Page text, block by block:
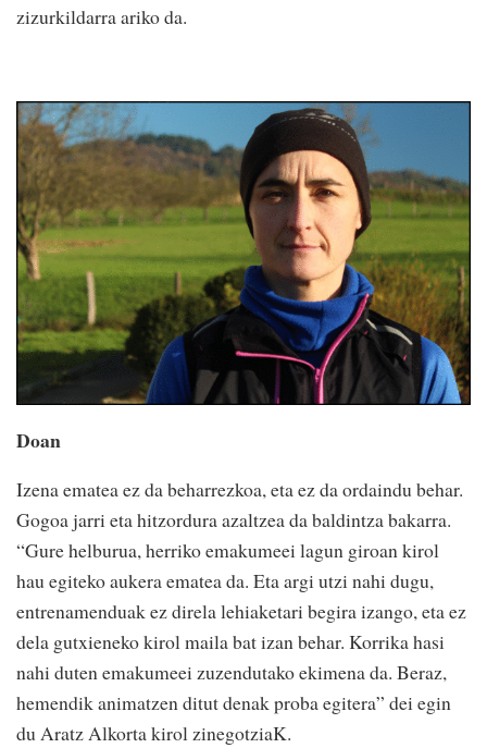
zizurkildarra ariko da.
Doan
Izena ematea ez da beharrezkoa, eta ez da ordaindu behar.
Gogoa jarri eta hitzordura azaltzea da baldintza bakarra.
“Gure helburua, herriko emakumeei lagun giroan kirol
hau egiteko aukera ematea da. Eta argi utzi nahi dugu,
entrenamenduak ez direla lehiaketari begira izango, eta ez
dela gutxieneko kirol maila bat izan behar. Korrika hasi
nahi duten emakumeei zuzendutako ekimena da. Beraz,
hemendik animatzen ditut denak proba egitera” dei egin
du Aratz Alkorta kirol zinegotziaK.